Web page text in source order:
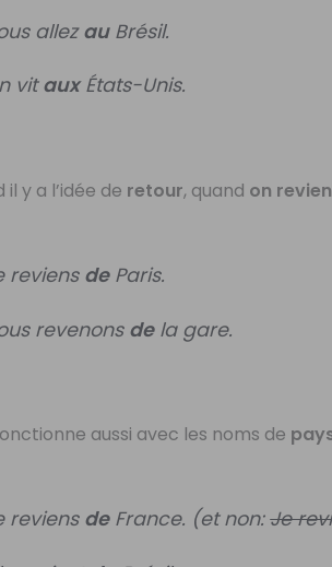
allezauBrésil.
vitauxÉtats-Unis.
il y a l’idée de retour, quand on
reviens deParis.
revenons dela gare.
aussi avec les noms de
reviens deFrance. (et non:Je